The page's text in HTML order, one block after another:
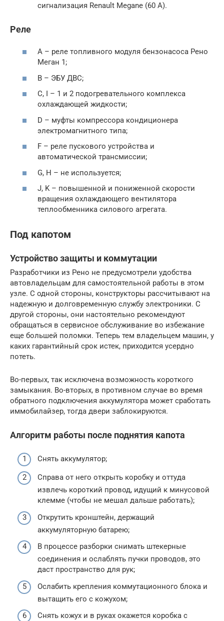
сигнализация Renault Megane (60 А).
Реле
A – реле топливного модуля бензонасоса Рено
Меган 1;
B – ЭБУ ДВС;
C, I – 1 и 2 подогревательного комплекса
охлаждающей жидкости;
D – муфты компрессора кондиционера
электромагнитного типа;
F – реле пускового устройства и
автоматической трансмиссии;
G, H – не используется;
J, K – повышенной и пониженной скорости
вращения охлаждающего вентилятора
теплообменника силового агрегата.
Под капотом
Устройство защиты и коммутации
Разработчики из Рено не предусмотрели удобства
автовладельцам для самостоятельной работы в этом
узле. С одной стороны, конструкторы рассчитывают на
надежную и долговременную службу электроники. С
другой стороны, они настоятельно рекомендуют
обращаться в сервисное обслуживание во избежание
еще большей поломки. Теперь тем владельцем машин, у
каких гарантийный срок истек, приходится усердно
потеть.
Во-первых, так исключена возможность короткого
замыкания. Во-вторых, в противном случае во время
обратного подключения аккумулятора может сработать
иммобилайзер, тогда двери заблокируются.
Алгоритм работы после поднятия капота
Снять аккумулятор;
Справа от него открыть коробку и оттуда
извлечь короткий провод, идущий к минусовой
клемме (чтобы не мешал дальше работать);
Открутить кронштейн, держащий
аккумуляторную батарею;
В процессе разборки снимать штекерные
соединения и ослаблять пучки проводов, это
даст пространство для рук;
Ослабить крепления коммутационного блока и
вытащить его с кожухом;
Снять кожух и в руках окажется коробка с